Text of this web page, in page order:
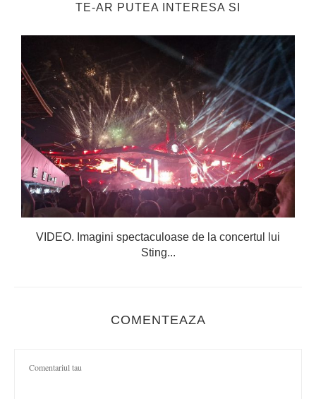
TE-AR PUTEA INTERESA SI
VIDEO. Imagini spectaculoase de la concertul lui
Sting...
COMENTEAZA